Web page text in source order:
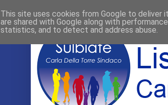
This site uses cookies from Google to deliver
are shared with Google along with
statistics, and to detect and address abuse.